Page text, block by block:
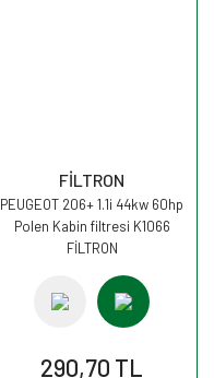
FİLTRON
PEUGEOT 206+ 1.1i 44kw 60hp
Polen Kabin filtresi K1066
FİLTRON
290,70 TL